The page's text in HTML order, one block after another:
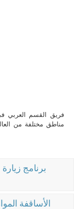
فريق القسم العربي
مناطق مختلفة من
برنامج
الأساقفة